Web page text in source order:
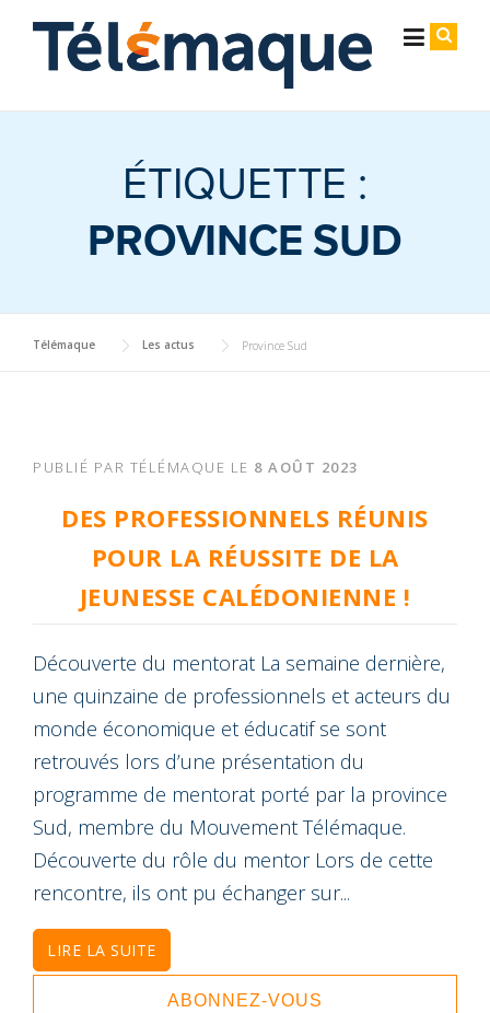
Skip
ÉTIQUETTE :
PROVINCE SUD
Télémaque Les actus Province Sud
PUBLIÉ PAR TÉLÉMAQUE LE 8 AOÛT 2023
DES PROFESSIONNELS RÉUNIS
POUR LA RÉUSSITE DE LA
JEUNESSE CALÉDONIENNE !
Découverte du mentorat La semaine dernière,
une quinzaine de professionnels et acteurs du
monde économique et éducatif se sont
retrouvés lors d’une présentation du
programme de mentorat porté par la province
Sud, membre du Mouvement Télémaque.
Découverte du rôle du mentor Lors de cette
rencontre, ils ont pu échanger sur...
LIRE LA SUITE
ABONNEZ-VOUS
Cookies management panel